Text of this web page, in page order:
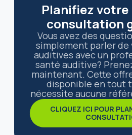
Planifiez
consultation
Vous avez des
simplement parler de
auditives avec un
santé auditive?
maintenant. Cette
disponible en tout
nécessite aucune
CLIQUEZ ICI POUR